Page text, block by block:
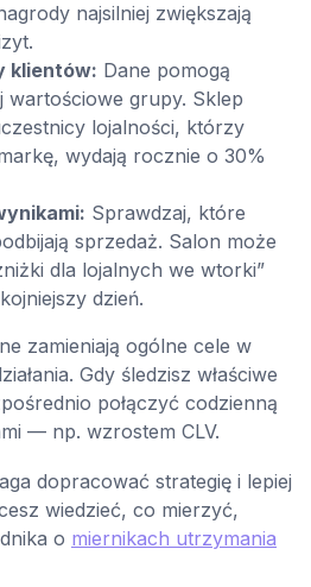
najsilniej zwiększają
klientów: Dane pomogą
wartościowe grupy. Sklep
lojalności, którzy
wydają rocznie o 30%
Sprawdzaj, które
sprzedaż. Salon może
dla lojalnych we wtorki”
dzień.
zamieniają ogólne cele w
Gdy śledzisz właściwe
połączyć codzienną
— np. wzrostem CLV.
dopracować strategię i lepiej
wiedzieć, co mierzyć,
o miernikach utrzymania